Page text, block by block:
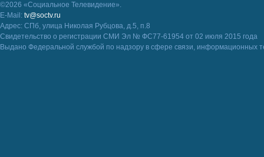
©2026 «Социальное Телевидение».
E-Mail: tv@soctv.ru
Адрес: СПб, улица Николая Рубцова, д.5, п.8
Свидетельство о регистрации СМИ Эл № ФС77-61954 от 02 июля 2015 года
Выдано Федеральной службой по надзору в сфере связи, информационных